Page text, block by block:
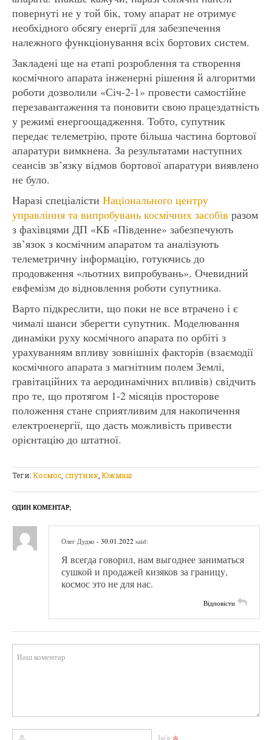
повернуті не у той бік, тому апарат не отримує
необхідного обсягу енергії для забезпечення
належного функціонування всіх бортових систем.
Закладені ще на етапі розроблення та створення
космічного апарата інженерні рішення й алгоритми
роботи дозволили «Січ-2-1» провести самостійне
перезавантаження та поновити свою працездатність
у режимі енергоощадження. Тобто, супутник
передає телеметрію, проте більша частина бортової
апаратури вимкнена. За результатами наступних
сеансів зв’язку відмов бортової апаратури виявлено
не було.
Наразі спеціалісти Національного центру
управління та випробувань космічних засобів разом
з фахівцями ДП «КБ «Південне» забезпечують
зв’язок з космічним апаратом та аналізують
телеметричну інформацію, готуючись до
продовження «льотних випробувань». Очевидний
евфемізм до відновлення роботи супутника.
Варто підкреслити, що поки не все втрачено і є
чималі шанси зберегти супутник. Моделювання
динаміки руху космічного апарата по орбіті з
урахуванням впливу зовнішніх факторів (взаємодії
космічного апарата з магнітним полем Землі,
гравітаційних та аеродинамічних впливів) свідчить
про те, що протягом 1-2 місяців просторове
положення стане сприятливим для накопичення
електроенергії, що дасть можливість привести
орієнтацію до штатної.
Теги:Космос спутник ,Южмаш
ОДИН КОМЕНТАР;
Олег Дудко - 30.01.2022 said:
Я всегда говорил, нам выгоднее заниматься
сушкой и продажей кизяков за границу,
космос это не для нас.
Відповісти
Ім'я